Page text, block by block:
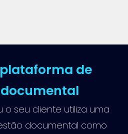
de
o seu cliente utiliza uma
documental como